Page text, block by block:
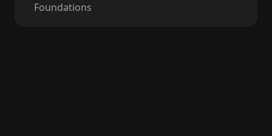
Foundations